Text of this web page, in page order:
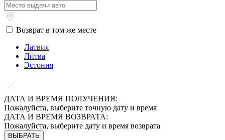
Возврат в том же месте
Латвия
Литва
Эстония
ДАТА И ВРЕМЯ ПОЛУЧЕНИЯ:
Пожалуйста, выберите точную дату и время
ДАТА И ВРЕМЯ ВОЗВРАТА:
Пожалуйста, выберите дату и время возврата
ВЫБРАТЬ